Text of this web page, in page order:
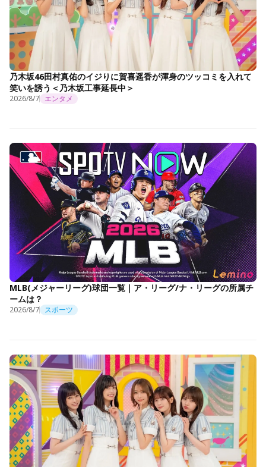
乃木坂46田村真佑のイジりに賀喜遥香が渾身のツッコミを入れて
笑いを誘う＜乃木坂工事延長中＞
2026/8/7 エンタメ
MLB(メジャーリーグ)球団一覧｜ア・リーグ/ナ・リーグの所属チ
ームは？
2026/8/7 スポーツ